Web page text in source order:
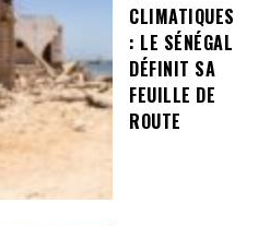
CLIMATIQUES
: LE SÉNÉGAL
DÉFINIT SA
FEUILLE DE
ROUTE